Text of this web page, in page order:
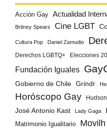
Acción Gay Actualidad
Britney Spears Cine LGBT
Cultura Pop Daniel Zamudio
Derechos LGBTQ+ Elecciones
Fundación Iguales
Gobierno de Chile Grindr
Horóscopo Gay
José Antonio Kast Lady Gaga
Matrimonio Igualitario Movilh